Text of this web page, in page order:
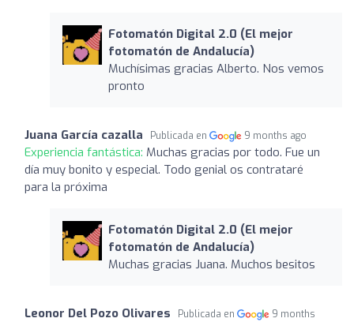
Fotomatón Digital 2.0 (El mejor
fotomatón de Andalucía)
Muchísimas gracias Alberto. Nos vemos
pronto
Juana García cazalla Publicada en 9 months ago
Experiencia fantástica: Muchas gracias por todo. Fue un
día muy bonito y especial. Todo genial os contrataré
para la próxima
Fotomatón Digital 2.0 (El mejor
fotomatón de Andalucía)
Muchas gracias Juana. Muchos besitos
Leonor Del Pozo Olivares Publicada en
9 months